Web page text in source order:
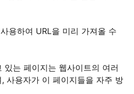
용하여 URL을 미리 가져올 수
있는 페이지는 웹사이트의 여러
사용자가 이 페이지들을 자주 방